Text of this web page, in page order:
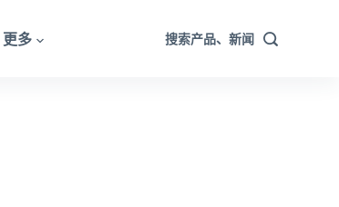
更多 搜索产品、新闻